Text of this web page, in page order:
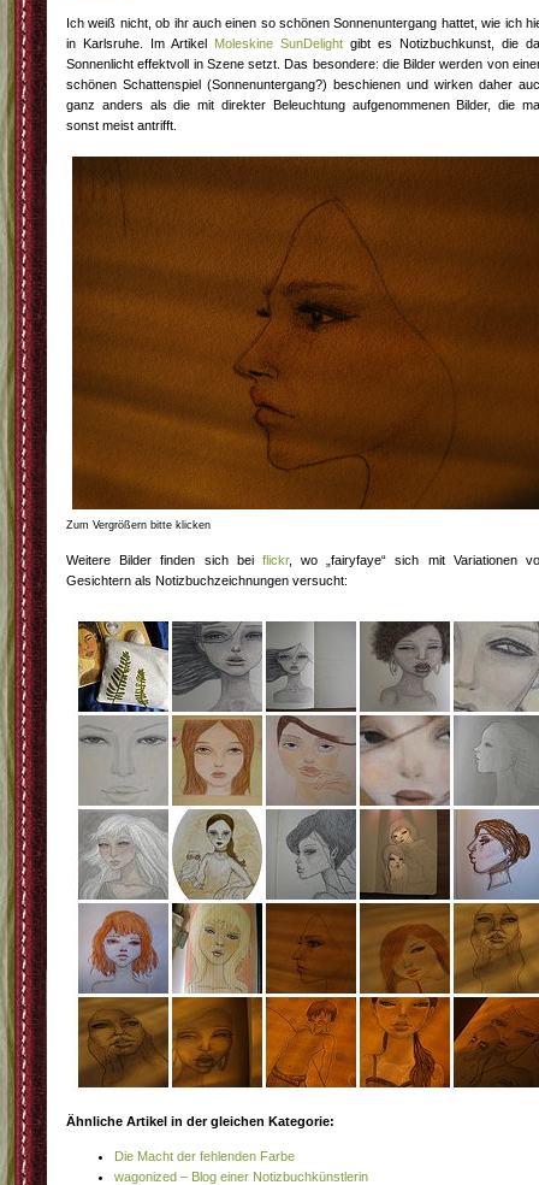
Ich weiß nicht, ob ihr auch einen so schönen Sonnenuntergang hattet, wie ich
in Karlsruhe. Im Artikel Moleskine SunDelight gibt es Notizbuchkunst, die
Sonnenlicht effektvoll in Szene setzt. Das besondere: die Bilder werden von
schönen Schattenspiel (Sonnenuntergang?) beschienen und wirken daher
ganz anders als die mit direkter Beleuchtung aufgenommenen Bilder, die
sonst meist antrifft.
Zum Vergrößern bitte klicken
Weitere Bilder finden sich bei flickr, wo „fairyfaye“ sich mit Variationen
Gesichtern als Notizbuchzeichnungen versucht:
Ähnliche Artikel in der gleichen Kategorie:
Die Macht der fehlenden Farbe
wagonized – Blog einer Notizbuchkünstlerin